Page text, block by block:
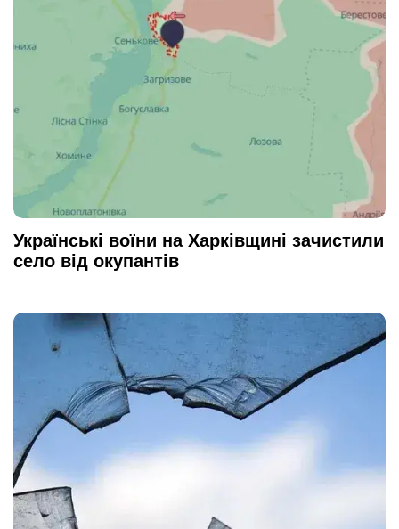
Українські воїни на Харківщині зачистили
село від окупантів